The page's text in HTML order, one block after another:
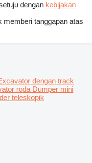
dengan kebijakan
memberi tanggapan atas
dengan track
roda Dumper mini
teleskopik